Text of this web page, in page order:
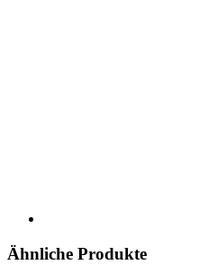
Ähnliche Produkte